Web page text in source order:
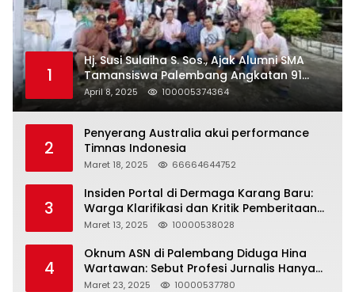
1
Hj. Susi Sulaiha S. Sos., Ajak Alumni SMA
Tamansiswa Palembang Angkatan 91
Halal Bihalal
April 8, 2025 100005374364
2
Penyerang Australia akui performance
Timnas Indonesia
Maret 18, 2025 66664644752
3
Insiden Portal di Dermaga Karang Baru:
Warga Klarifikasi dan Kritik Pemberitaan
yang Tidak Akurat
Maret 13, 2025 10000538028
4
Oknum ASN di Palembang Diduga Hina
Wartawan: Sebut Profesi Jurnalis Hanya
Seharga 2 Liter Bensin, Berujung Dugaan
Maret 23, 2025 10000537780